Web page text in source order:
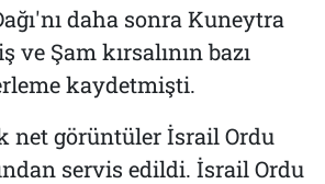
daha sonra Kuneytra
Şam kırsalının bazı
kaydetmişti.
net görüntüler İsrail Ordu
servis edildi. İsrail Ordu